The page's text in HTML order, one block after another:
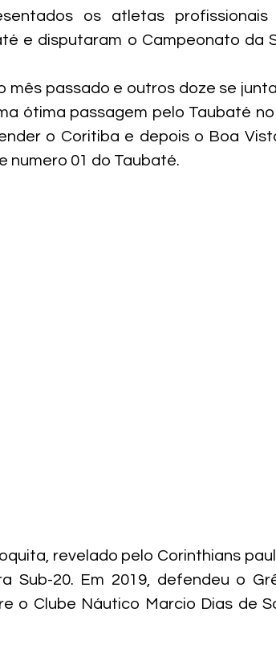
os atletas profissionais
e disputaram o Campeonato da
mês passado e outros doze se
ótima passagem pelo Taubaté
o Coritiba e depois o Boa
numero 01 do Taubaté.
revelado pelo Corinthians
Sub-20. Em 2019, defendeu o
o Clube Náutico Marcio Dias de